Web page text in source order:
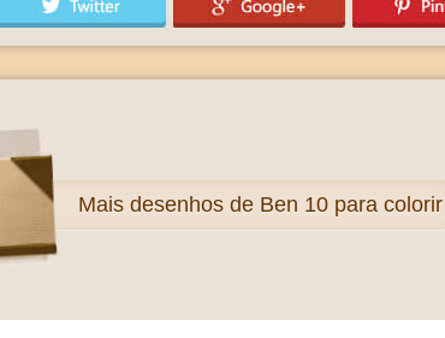
Mais desenhos de Ben 10 para colorir